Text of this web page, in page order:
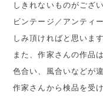
しきれないものがござい
ビンテージ／アンティ
しみ頂ければと思います
また、作家さんの作品
色合い、風合いなどが違
作家さんから検品を受